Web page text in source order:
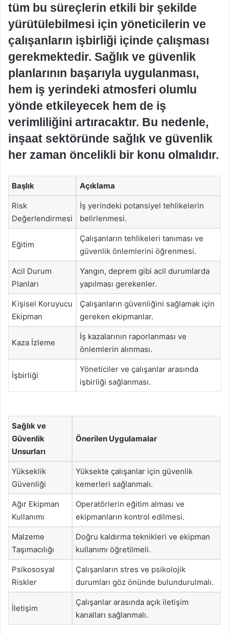
tüm bu süreçlerin etkili bir şekilde
yürütülebilmesi için yöneticilerin ve
çalışanların işbirliği içinde çalışması
gerekmektedir. Sağlık ve güvenlik
planlarının başarıyla uygulanması,
hem iş yerindeki atmosferi olumlu
yönde etkileyecek hem de iş
verimliliğini artıracaktır. Bu nedenle,
inşaat sektöründe sağlık ve güvenlik
her zaman öncelikli bir konu olmalıdır.
Başlık Açıklama
Risk
Değerlendirmesi
İş yerindeki potansiyel tehlikelerin
belirlenmesi.
Eğitim
Çalışanların tehlikeleri tanıması ve
güvenlik önlemlerini öğrenmesi.
Acil Durum
Planları
Yangın, deprem gibi acil durumlarda
yapılması gerekenler.
Kişisel Koruyucu
Ekipman
Çalışanların güvenliğini sağlamak için
gereken ekipmanlar.
Kaza İzleme
İş kazalarının raporlanması ve
önlemlerin alınması.
İşbirliği
Yöneticiler ve çalışanlar arasında
işbirliği sağlanması.
Sağlık ve
Güvenlik
Unsurları
Önerilen Uygulamalar
Yükseklik
Güvenliği
Yüksekte çalışanlar için güvenlik
kemerleri sağlanmalı.
Ağır Ekipman
Kullanımı
Operatörlerin eğitim alması ve
ekipmanların kontrol edilmesi.
Malzeme
Taşımacılığı
Doğru kaldırma teknikleri ve ekipman
kullanımı öğretilmeli.
Psikososyal
Riskler
Çalışanların stres ve psikolojik
durumları göz önünde bulundurulmalı.
İletişim
Çalışanlar arasında açık iletişim
kanalları sağlanmalı.